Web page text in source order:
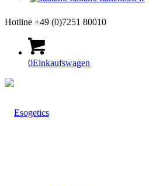
Hotline +49 (0)7251 80010
0Einkaufswagen